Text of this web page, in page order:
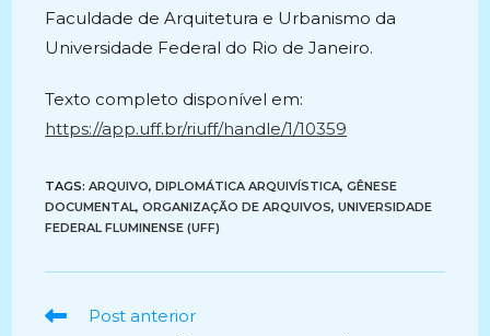
Faculdade de Arquitetura e Urbanismo da
Universidade Federal do Rio de Janeiro.
Texto completo disponível em:
https://app.uff.br/riuff/handle/1/10359
TAGS:ARQUIVO, DIPLOMÁTICA ARQUIVÍSTICA, GÊNESE
DOCUMENTAL, ORGANIZAÇÃO DE ARQUIVOS, UNIVERSIDADE
FEDERAL FLUMINENSE (UFF)
Ler
Post anterior